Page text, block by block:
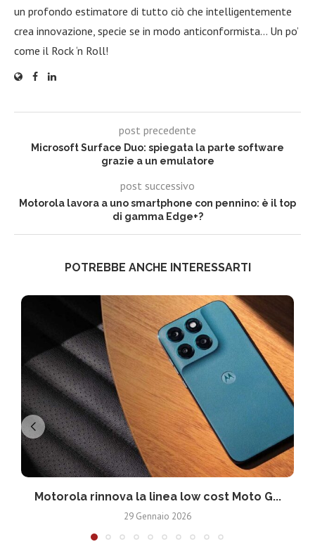
un profondo estimatore di tutto ciò che intelligentemente
crea innovazione, specie se in modo anticonformista… Un po’
come il Rock ‘n Roll!
post precedente
Microsoft Surface Duo: spiegata la parte software
grazie a un emulatore
post successivo
Motorola lavora a uno smartphone con pennino: è il top
di gamma Edge+?
POTREBBE ANCHE INTERESSARTI
Motorola rinnova la linea low cost Moto G...
29 Gennaio 2026